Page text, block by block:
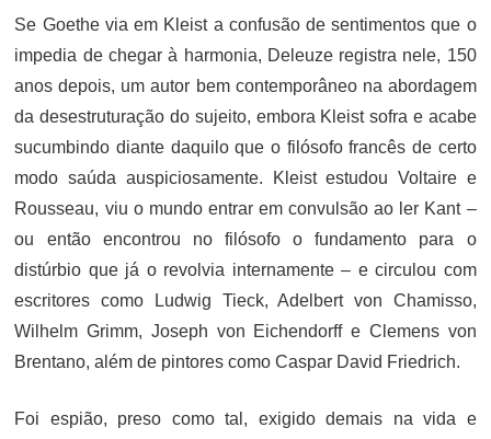
Se Goethe via em Kleist a confusão de sentimentos que o
impedia de chegar à harmonia, Deleuze registra nele, 150
anos depois, um autor bem contemporâneo na abordagem
da desestruturação do sujeito, embora Kleist sofra e acabe
sucumbindo diante daquilo que o filósofo francês de certo
modo saúda auspiciosamente. Kleist estudou Voltaire e
Rousseau, viu o mundo entrar em convulsão ao ler Kant –
ou então encontrou no filósofo o fundamento para o
distúrbio que já o revolvia internamente – e circulou com
escritores como Ludwig Tieck, Adelbert von Chamisso,
Wilhelm Grimm, Joseph von Eichendorff e Clemens von
Brentano, além de pintores como Caspar David Friedrich.
Foi espião, preso como tal, exigido demais na vida e